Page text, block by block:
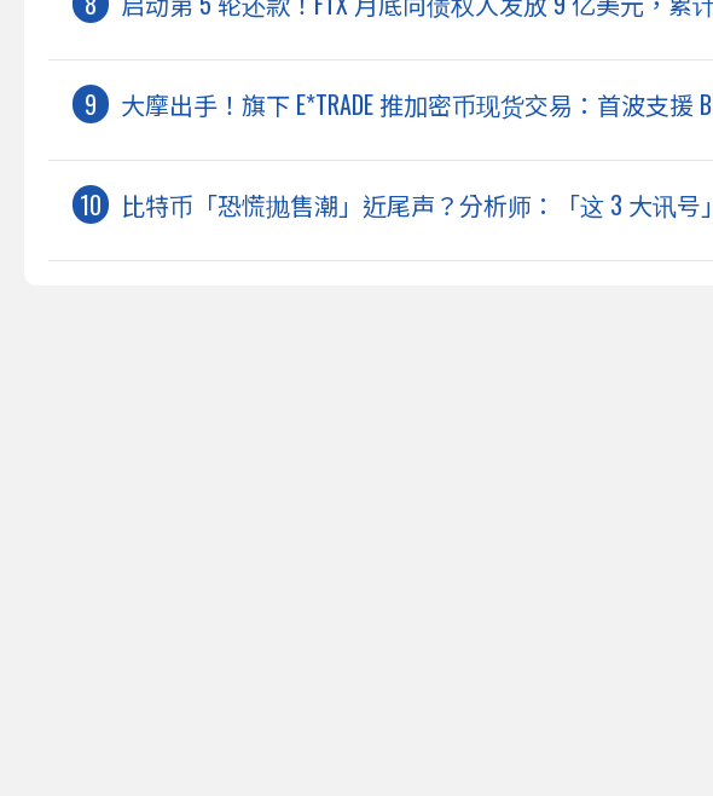
大摩出手！旗下 E*TRADE 推加密币现货交易：首波支援
比特币「恐慌抛售潮」近尾声？分析师：「这 3 大讯号